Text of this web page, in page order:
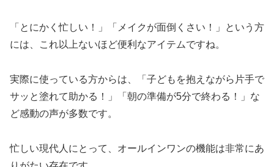
「とにかく忙しい！」「メイクが面倒くさい！」という方
には、これ以上ないほど便利なアイテムですね。
実際に使っている方からは、「子どもを抱えながら片手で
サッと塗れて助かる！」「朝の準備が5分で終わる！」な
ど感動の声が多数です。
忙しい現代人にとって、オールインワンの機能は非常にあ